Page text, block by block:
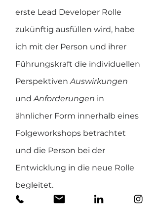
erste Lead Developer Rolle
zukünftig ausfüllen wird, habe
ich mit der Person und ihrer
Führungskraft die individuellen
Perspektiven Auswirkungen
und Anforderungen in
ähnlicher Form innerhalb eines
Folgeworkshops betrachtet
und die Person bei der
Entwicklung in die neue Rolle
begleitet.